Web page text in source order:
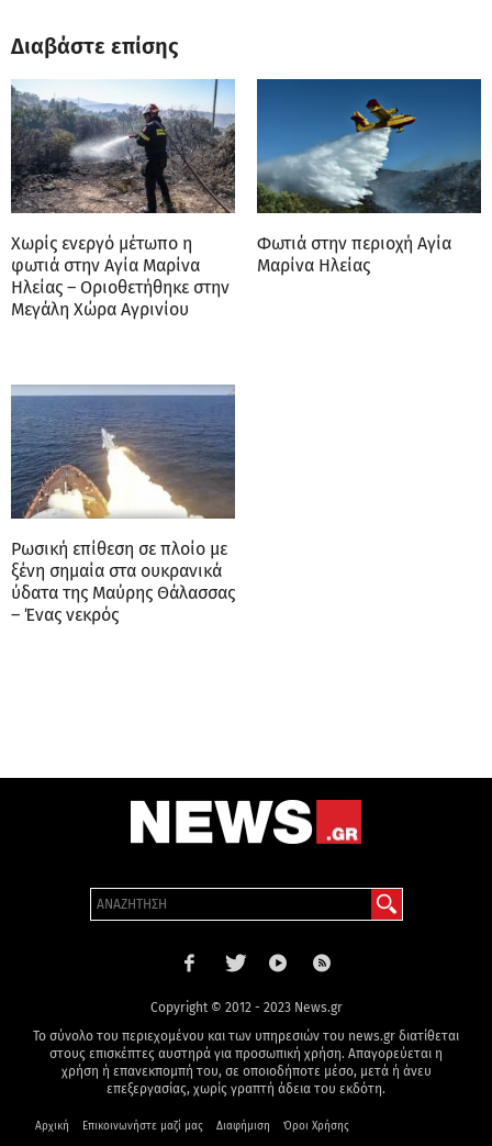
Διαβάστε επίσης
Χωρίς ενεργό μέτωπο η
φωτιά στην Αγία Μαρίνα
Ηλείας – Οριοθετήθηκε στην
Μεγάλη Χώρα Αγρινίου
Φωτιά στην περιοχή Αγία
Μαρίνα Ηλείας
Ρωσική επίθεση σε πλοίο με
ξένη σημαία στα ουκρανικά
ύδατα της Μαύρης Θάλασσας
– Ένας νεκρός
Copyright © 2012 - 2023 News.gr
Το σύνολο του περιεχομένου και των υπηρεσιών του news.gr διατίθεται
στους επισκέπτες αυστηρά για προσωπική χρήση. Απαγορεύεται η
χρήση ή επανεκπομπή του, σε οποιοδήποτε μέσο, μετά ή άνευ
επεξεργασίας, χωρίς γραπτή άδεια του εκδότη.
Αρχική Επικοινωνήστε μαζί μας Διαφήμιση Όροι Χρήσης